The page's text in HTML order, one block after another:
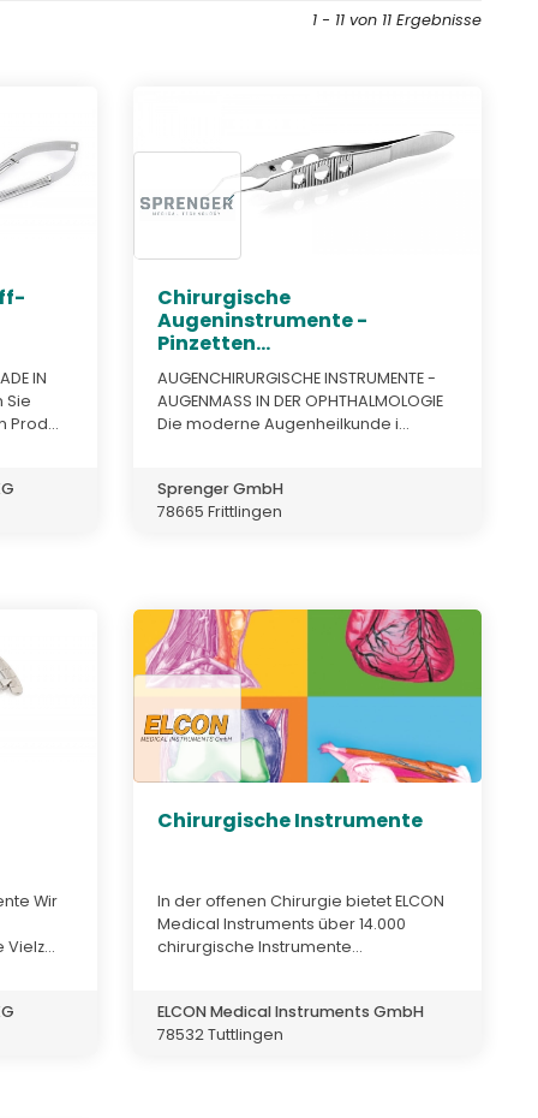
1 - 11 von 11 Ergebnisse
IN
Sie
Prod...
Chirurgische
Augeninstrumente -
Pinzetten...
AUGENCHIRURGISCHE INSTRUMENTE -
AUGENMASS IN DER OPHTHALMOLOGIE
Die moderne Augenheilkunde i...
Sprenger GmbH
78665 Frittlingen
Wir
Chirurgische Instrumente
In der offenen Chirurgie bietet ELCON
Medical Instruments über 14.000
chirurgische Instrumente...
ELCON Medical Instruments GmbH
78532 Tuttlingen